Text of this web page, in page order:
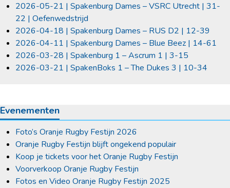
2026-05-21 | Spakenburg Dames – VSRC Utrecht | 31-
22 | Oefenwedstrijd
2026-04-18 | Spakenburg Dames – RUS D2 | 12-39
2026-04-11 | Spakenburg Dames – Blue Beez | 14-61
2026-03-28 | Spakenburg 1 – Ascrum 1 | 3-15
2026-03-21 | SpakenBoks 1 – The Dukes 3 | 10-34
Evenementen
Foto’s Oranje Rugby Festijn 2026
Oranje Rugby Festijn blijft ongekend populair
Koop je tickets voor het Oranje Rugby Festijn
Voorverkoop Oranje Rugby Festijn
Fotos en Video Oranje Rugby Festijn 2025